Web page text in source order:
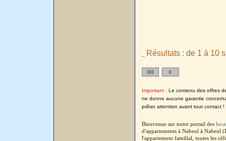
Résultats : de 1 à 10
Important : Le contenu des offres
ne donne aucune garantie
prêter attention avant tout contact !
Bienvenue sur notre portail des
d'appartements à Nabeul à Nabeul
l'appartement familial, toutes les